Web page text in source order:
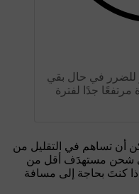
للضرر في حال بقي
جدًا لفترة
أن تساهم في التقليل من
شحن مستهدَف أقل من
بشحنها بنسبة 100% إلّا إذا كنتَ بحاجة إلى مسافة